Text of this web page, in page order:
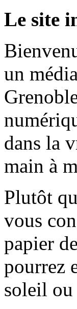
Le site
un
dans la
main à
Plutôt
vous
papier
pourrez
soleil ou